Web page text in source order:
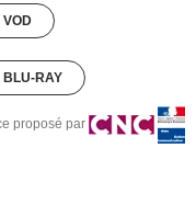
RAY
proposé par